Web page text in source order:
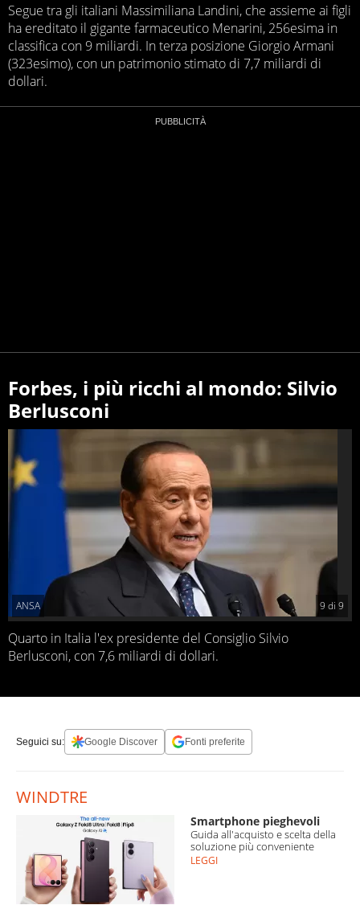
Segue tra gli italiani Massimiliana Landini, che assieme ai figli
ha ereditato il gigante farmaceutico Menarini, 256esima in
classifica con 9 miliardi. In terza posizione Giorgio Armani
(323esimo), con un patrimonio stimato di 7,7 miliardi di
dollari.
Forbes, i più ricchi al mondo: Silvio
Berlusconi
9 di 9
ANSA
Quarto in Italia l'ex presidente del Consiglio Silvio
Berlusconi, con 7,6 miliardi di dollari.
Seguici su: Google Discover Fonti preferite
WINDTRE
Smartphone pieghevoli
Guida all'acquisto e scelta della
soluzione più conveniente
LEGGI